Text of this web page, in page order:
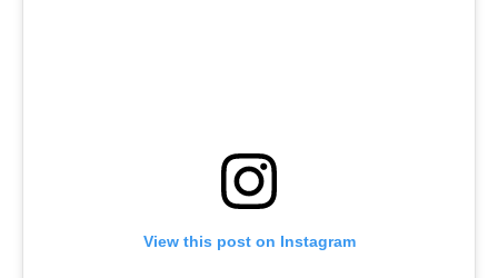
View this post on Instagram